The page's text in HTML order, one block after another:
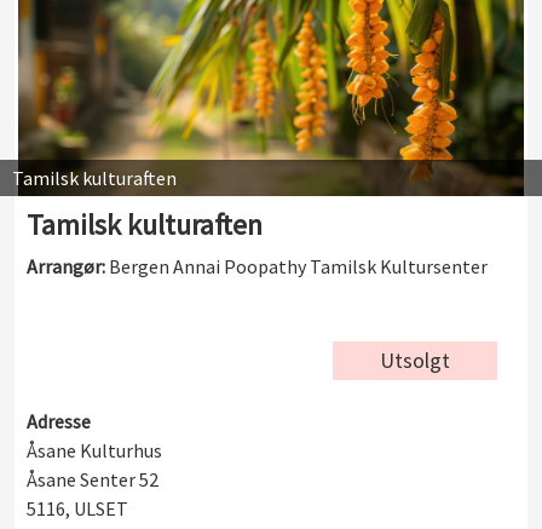
Tamilsk kulturaften
Tamilsk kulturaften
Arrangør: Bergen Annai Poopathy Tamilsk Kultursenter
Utsolgt
Adresse
Åsane Kulturhus
Åsane Senter 52
5116, ULSET